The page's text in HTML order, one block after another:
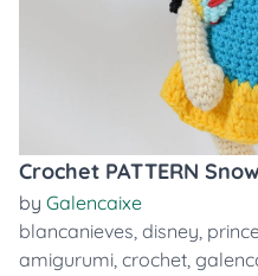
Crochet PATTERN
by Galencaixe
blancanieves, disney,
amigurumi, crochet,